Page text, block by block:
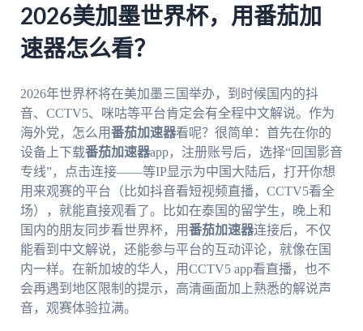
2026美加墨世界杯，用番茄加
速器怎么看？
2026年世界杯将在美加墨三国举办，到时候国内的抖
音、CCTV5、咪咕等平台肯定会有全程中文解说。作为
海外党，怎么用番茄加速器看呢？很简单：首先在你的
设备上下载番茄加速器app，注册账号后，选择“回国影音
专线”，点击连接——等IP显示为中国大陆后，打开你想
用来观赛的平台（比如抖音看短视频直播，CCTV5看全
场），就能直接观看了。比如在泰国的留学生，晚上和
国内的朋友同步看世界杯，用番茄加速器连接后，不仅
能看到中文解说，还能参与平台的互动评论，就像在国
内一样。在新加坡的华人，用CCTV5 app看直播，也不
会再遇到地区限制的提示，高清画面加上熟悉的解说声
音，观赛体验拉满。